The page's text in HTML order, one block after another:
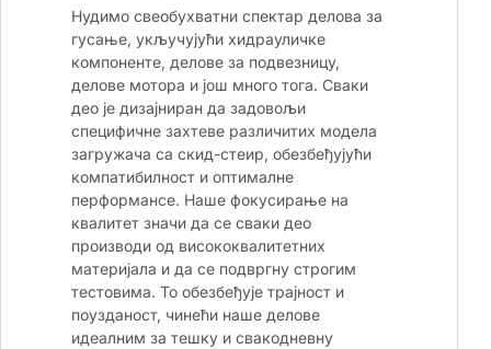
Нудимо свеобухватни спектар делова за
гусање, укључујући хидрауличке
компоненте, делове за подвезницу,
делове мотора и још много тога. Сваки
део је дизајниран да задовољи
специфичне захтеве различитих модела
загружача са скид-стеир, обезбеђујући
компатибилност и оптималне
перформансе. Наше фокусирање на
квалитет значи да се сваки део
производи од висококвалитетних
материјала и да се подвргну строгим
тестовима. То обезбеђује трајност и
поузданост, чинећи наше делове
идеалним за тешку и свакодневну